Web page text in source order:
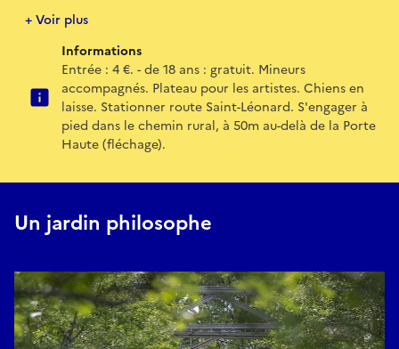
https://www.un-jardin-philosophe.com/videos/AH-par-
Pour en savoir plus sur les manifestations récentes :
https://www.un-jardin-philosophe.com/7-0-une-nouvelle-un-
jardin-philosophe.html
E-mail
ecatherine.kern@orange.fr
+ Voir plus
Informations
Entrée : 4 €. - de 18 ans : gratuit. Mineurs
accompagnés. Plateau pour les artistes. Chiens en
laisse. Stationner route Saint-Léonard. S'engager à
pied dans le chemin rural, à 50m au-delà de la Porte
Haute (fléchage).
Un jardin philosophe